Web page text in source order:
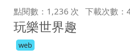
點閱數：1,236 次 下載次數：
玩樂世界趣
web